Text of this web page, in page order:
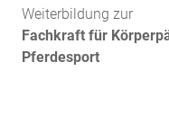
Weiterbildung zur
Fachkraft für
Pferdesport